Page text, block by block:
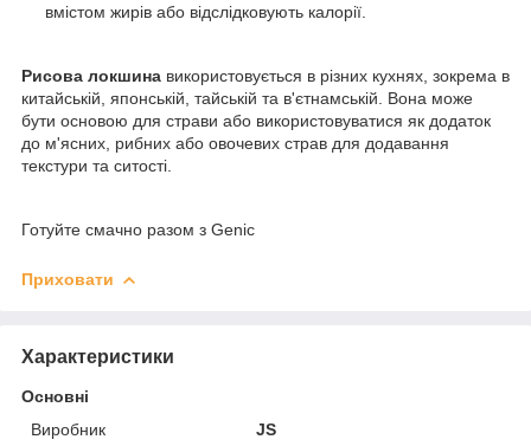
вмістом жирів або відслідковують калорії.
Рисова локшина використовується в різних кухнях, зокрема в
китайській, японській, тайській та в'єтнамській. Вона може
бути основою для страви або використовуватися як додаток
до м'ясних, рибних або овочевих страв для додавання
текстури та ситості.
Готуйте смачно разом з Genic
Приховати
Характеристики
Основні
Виробник
JS